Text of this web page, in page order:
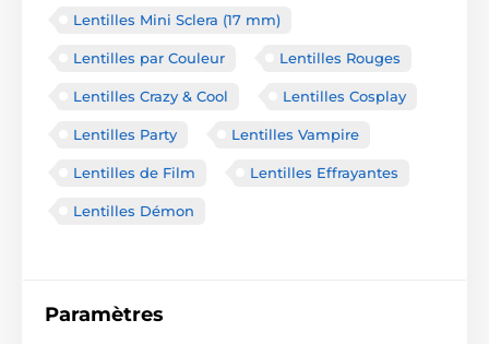
Lentilles Mini Sclera (17 mm)
Lentilles par Couleur Lentilles Rouges
Lentilles Crazy & Cool Lentilles Cosplay
Lentilles Party Lentilles Vampire
Lentilles de Film Lentilles Effrayantes
Lentilles Démon
Paramètres